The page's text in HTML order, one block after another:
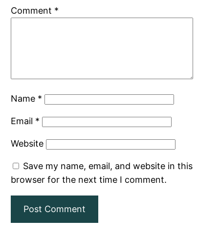
Comment *
Name *
Email *
Website
Save my name, email, and website in this
browser for the next time I comment.